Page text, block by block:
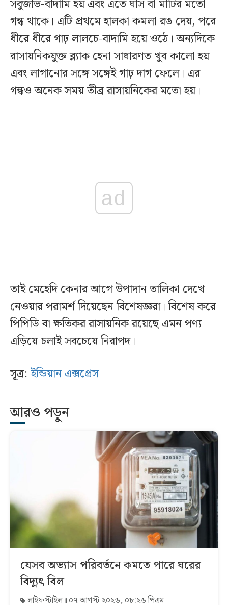
সবুজাভ-বাদামি হয় এবং এতে ঘাস বা মাটির মতো
গন্ধ থাকে। এটি প্রথমে হালকা কমলা রঙ দেয়, পরে
ধীরে ধীরে গাঢ় লালচে-বাদামি হয়ে ওঠে। অন্যদিকে
রাসায়নিকযুক্ত ব্ল্যাক হেনা সাধারণত খুব কালো হয়
এবং লাগানোর সঙ্গে সঙ্গেই গাঢ় দাগ ফেলে। এর
গন্ধও অনেক সময় তীব্র রাসায়নিকের মতো হয়।
ad
তাই মেহেদি কেনার আগে উপাদান তালিকা দেখে
নেওয়ার পরামর্শ দিয়েছেন বিশেষজ্ঞরা। বিশেষ করে
পিপিডি বা ক্ষতিকর রাসায়নিক রয়েছে এমন পণ্য
এড়িয়ে চলাই সবচেয়ে নিরাপদ।
সূত্র: ইন্ডিয়ান এক্সপ্রেস
আরও পড়ুন
যেসব অভ্যাস পরিবর্তনে কমতে পারে ঘরের
বিদ্যুৎ বিল
লাইফস্টাইল ০৭ আগস্ট ২০২৬, ০৮:২৬ পিএম